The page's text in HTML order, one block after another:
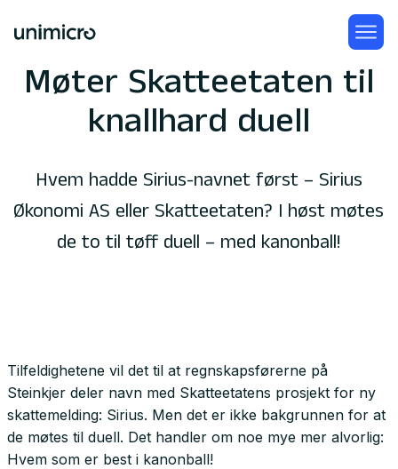
Møter Skatteetaten til
knallhard duell
Hvem hadde Sirius-navnet først – Sirius
Økonomi AS eller Skatteetaten? I høst møtes
de to til tøff duell – med kanonball!
Tilfeldighetene vil det til at regnskapsførerne på
Steinkjer deler navn med Skatteetatens prosjekt for ny
skattemelding: Sirius. Men det er ikke bakgrunnen for at
de møtes til duell. Det handler om noe mye mer alvorlig:
Hvem som er best i kanonball!